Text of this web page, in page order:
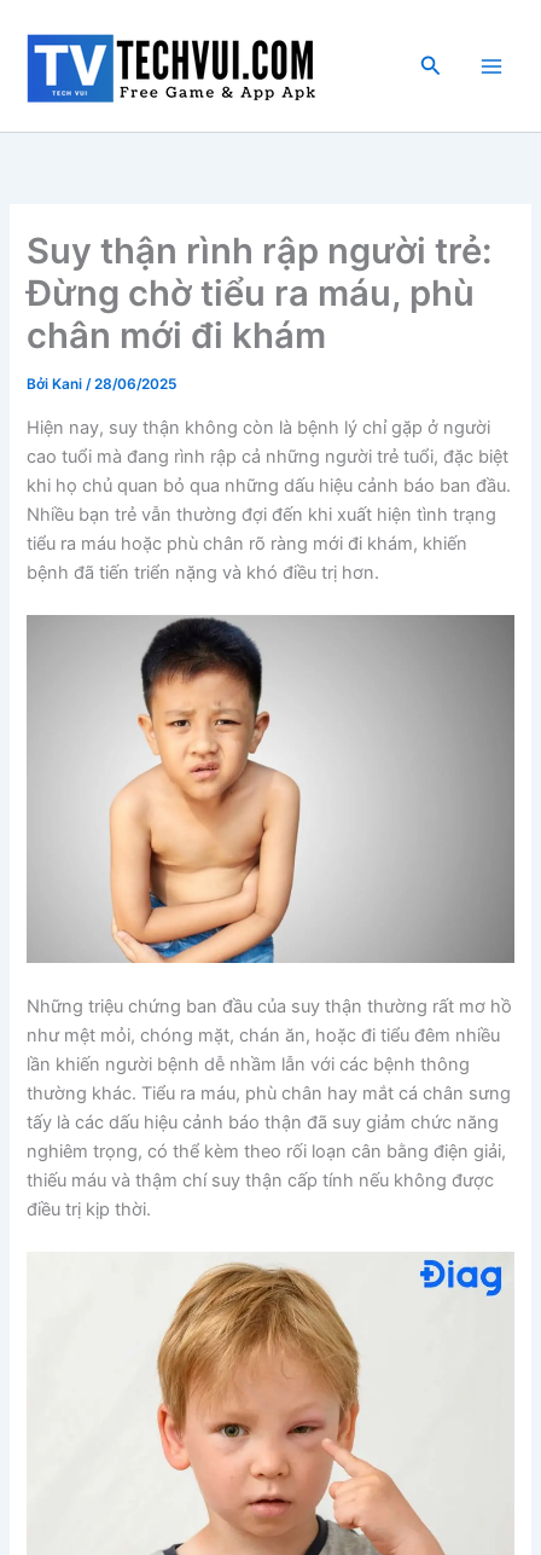
dung
Tìm
Suy thận rình rập người trẻ:
Đừng chờ tiểu ra máu, phù
chân mới đi khám
Bởi Kani/28/06/2025
Hiện nay, suy thận không còn là bệnh lý chỉ gặp ở người
cao tuổi mà đang rình rập cả những người trẻ tuổi, đặc biệt
khi họ chủ quan bỏ qua những dấu hiệu cảnh báo ban đầu.
Nhiều bạn trẻ vẫn thường đợi đến khi xuất hiện tình trạng
tiểu ra máu hoặc phù chân rõ ràng mới đi khám, khiến
bệnh đã tiến triển nặng và khó điều trị hơn.
Những triệu chứng ban đầu của suy thận thường rất mơ hồ
như mệt mỏi, chóng mặt, chán ăn, hoặc đi tiểu đêm nhiều
lần khiến người bệnh dễ nhầm lẫn với các bệnh thông
thường khác. Tiểu ra máu, phù chân hay mắt cá chân sưng
tấy là các dấu hiệu cảnh báo thận đã suy giảm chức năng
nghiêm trọng, có thể kèm theo rối loạn cân bằng điện giải,
thiếu máu và thậm chí suy thận cấp tính nếu không được
điều trị kịp thời.